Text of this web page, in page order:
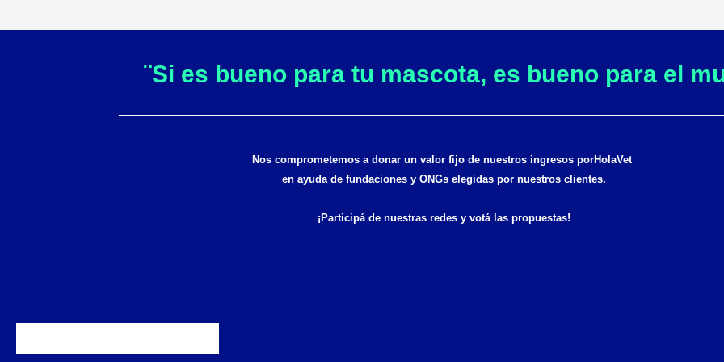
¨Si es bueno para tu mascota, es bueno para el
Nos comprometemos a donar un valor fijo de nuestros ingresos porHolaVet
en ayuda de fundaciones y ONGs elegidas por nuestros clientes.
¡Participá de nuestras redes y votá las propuestas!